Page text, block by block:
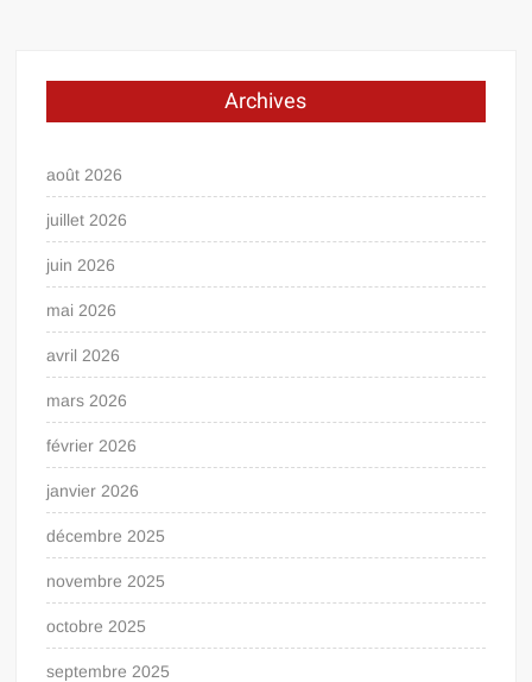
Archives
août 2026
juillet 2026
juin 2026
mai 2026
avril 2026
mars 2026
février 2026
janvier 2026
décembre 2025
novembre 2025
octobre 2025
septembre 2025